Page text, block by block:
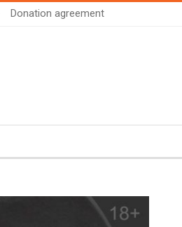
Donation agreement